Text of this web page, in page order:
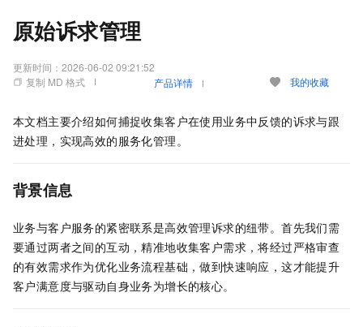
原始诉求管理
更新时间： 2026-06-02 09:21:52
复制 MD 格式
产品详情 我的收藏
本文档主要介绍如何捕捉收集客户在使用业务中反馈的诉求与跟
进处理，实现高效的服务化管理。
背景信息
业务与客户服务的紧密联系是高效管理诉求的纽带。首先我们需
要通过两者之间的互动，精准地收集客户需求，将经过严格审查
的有效需求作为优化业务流程基础，做到快速响应，这才能提升
客户满意度与驱动自身业务为增长的核心。